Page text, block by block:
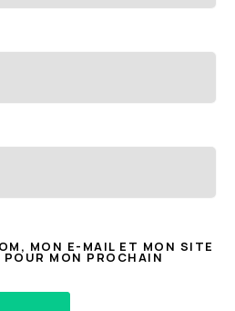
MON E-MAIL ET MON SITE
MON PROCHAIN